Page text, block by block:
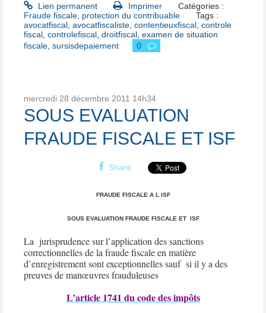
Lien permanent Imprimer
Catégories :
Fraude fiscale protection du contribuable
Tags :
avocatfiscal avocatfiscaliste contentieuxfiscal controle
fiscal controlefiscal droitfiscal examen de situation
fiscale sursisdepaiement 0
mercredi 28 décembre 2011 14h34
SOUS EVALUATION
FRAUDE FISCALE ET ISF
Share
FRAUDE FISCALE A L ISF
SOUS EVALUATION FRAUDE FISCALE ET ISF
La jurisprudence sur l’application des sanctions
correctionnelles de la fraude fiscale en matière
d’enregistrement sont exceptionnelles sauf si il y a des
preuves de manœuvres frauduleuses
L’article 1741 du code des impôts